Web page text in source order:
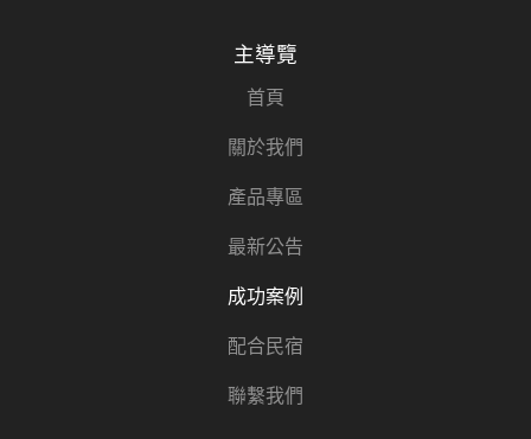
主導覽
首頁
關於我們
產品專區
最新公告
成功案例
配合民宿
聯繫我們